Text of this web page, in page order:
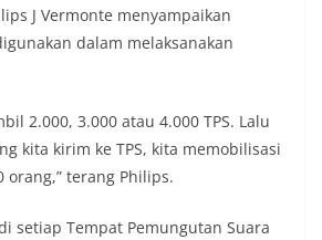
J Vermonte menyampaikan
dalam melaksanakan
2.000, 3.000 atau 4.000 TPS. Lalu
kita kirim ke TPS, kita memobilisasi
orang,” terang Philips.
setiap Tempat Pemungutan Suara